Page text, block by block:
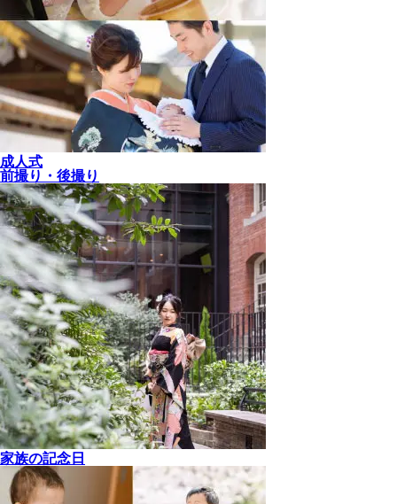
成人式
前撮り・後撮り
家族の記念日